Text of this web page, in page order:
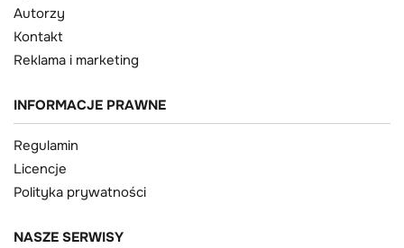
Autorzy
Kontakt
Reklama i marketing
INFORMACJE PRAWNE
Regulamin
Licencje
Polityka prywatności
NASZE SERWISY